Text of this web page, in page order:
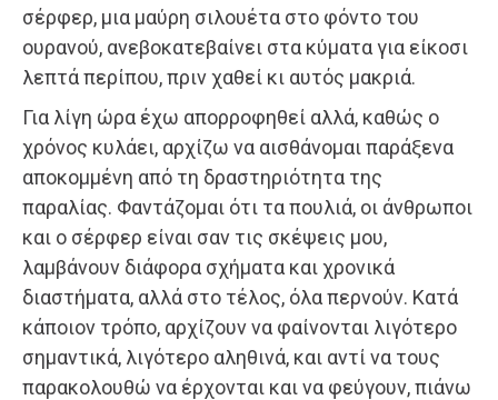
σέρφερ, μια μαύρη σιλουέτα στο φόντο του
ουρανού, ανεβοκατεβαίνει στα κύματα για είκοσι
λεπτά περίπου, πριν χαθεί κι αυτός μακριά.
Για λίγη ώρα έχω απορροφηθεί αλλά, καθώς ο
χρόνος κυλάει, αρχίζω να αισθάνομαι παράξενα
αποκομμένη από τη δραστηριότητα της
παραλίας. Φαντάζομαι ότι τα πουλιά, οι άνθρωποι
και ο σέρφερ είναι σαν τις σκέψεις μου,
λαμβάνουν διάφορα σχήματα και χρονικά
διαστήματα, αλλά στο τέλος, όλα περνούν. Κατά
κάποιον τρόπο, αρχίζουν να φαίνονται λιγότερο
σημαντικά, λιγότερο αληθινά, και αντί να τους
παρακολουθώ να έρχονται και να φεύγουν, πιάνω